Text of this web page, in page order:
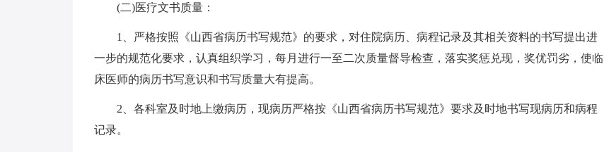
(二)医疗文书质量：
1、严格按照《山西省病历书写规范》的要求，对住院病历、病程记录及其相关资料的书写提出进
一步的规范化要求，认真组织学习，每月进行一至二次质量督导检查，落实奖惩兑现，奖优罚劣，使临
床医师的病历书写意识和书写质量大有提高。
2、各科室及时地上缴病历，现病历严格按《山西省病历书写规范》要求及时地书写现病历和病程
记录。